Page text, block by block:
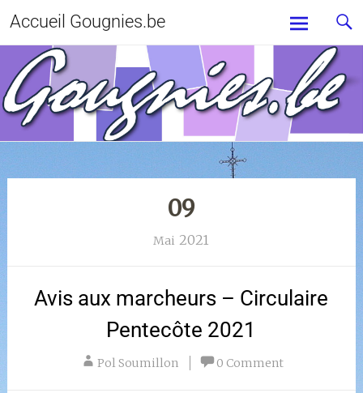
Accueil Gougnies.be
09
Mai 2021
Avis aux marcheurs – Circulaire
Pentecôte 2021
Pol Soumillon 0 Comment